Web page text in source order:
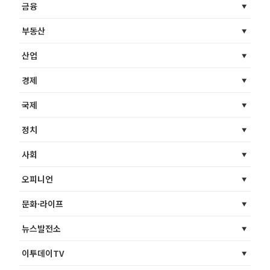
금융
부동산
산업
경제
국제
정치
사회
오피니언
문화·라이프
뉴스발전소
이투데이TV